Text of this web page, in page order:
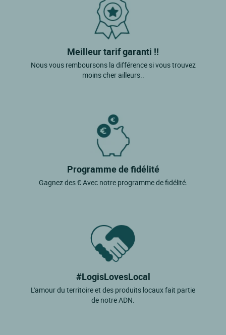
Meilleur tarif garanti !!
Nous vous remboursons la différence si vous trouvez
moins cher ailleurs..
Programme de fidélité
Gagnez des € Avec notre programme de fidélité.
#LogisLovesLocal
L'amour du territoire et des produits locaux fait partie
de notre ADN.